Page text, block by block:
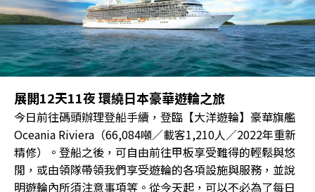
展開12天11夜 環繞日本豪華遊輪之旅
今日前往碼頭辦理登船手續，登臨【大洋遊輪】豪華旗艦
Oceania Riviera（66,084噸／載客1,210人／2022年重新
精修）。登船之後，可自由前往甲板享受難得的輕鬆與悠
閒，或由領隊帶領我們享受遊輪的各項設施與服務，並說
明遊輪內所須注意事項等。從今天起，可以不必為了每日